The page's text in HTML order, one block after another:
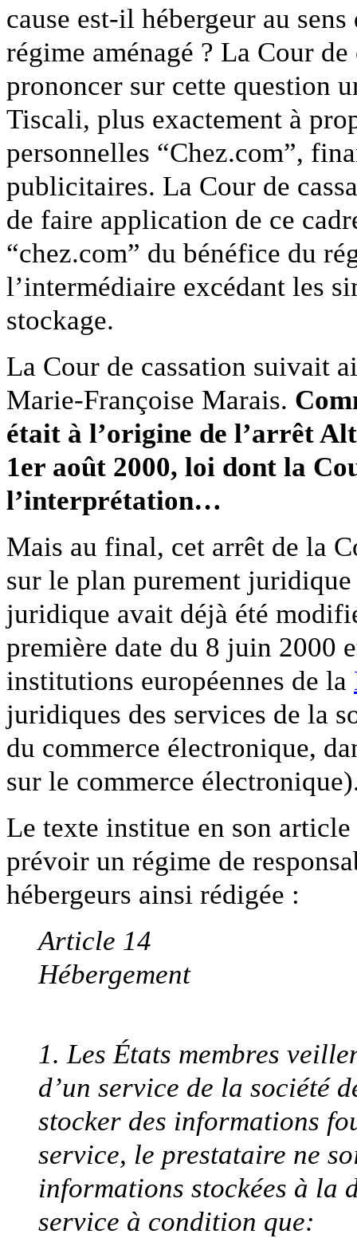
cause est-il hébergeur au
régime aménagé ? La Cour
prononcer sur cette question
Tiscali, plus exactement à
personnelles “Chez.com”,
publicitaires. La Cour de
de faire application de ce
“chez.com” du bénéfice du
l’intermédiaire excédant les
stockage.
La Cour de cassation suivait
Marie-Françoise Marais.
était à l’origine de l’arrêt
1er août 2000, loi dont la
l’interprétation…
Mais au final, cet arrêt de la
sur le plan purement
juridique avait déjà été
première date du 8 juin 2000
institutions européennes de la
juridiques des services de la
du commerce électronique,
sur le commerce
Le texte institue en son
prévoir un régime de
hébergeurs ainsi rédigée :
Article 14
Hébergement
1. Les États membres
d’un service de la société
stocker des informations
service, le prestataire ne
informations stockées à la
service à condition que: